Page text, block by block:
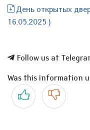
День открытых
16.05.2025 )
Follow us at
Was this information
Yes